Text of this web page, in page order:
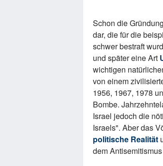
Schon die
dar, die für die
schwer bestraft
und später eine Art
wichtigen
von einem
1956, 1967, 1978
Bombe.
Israel jedoch die
Israels". Aber das
politische Realität
dem